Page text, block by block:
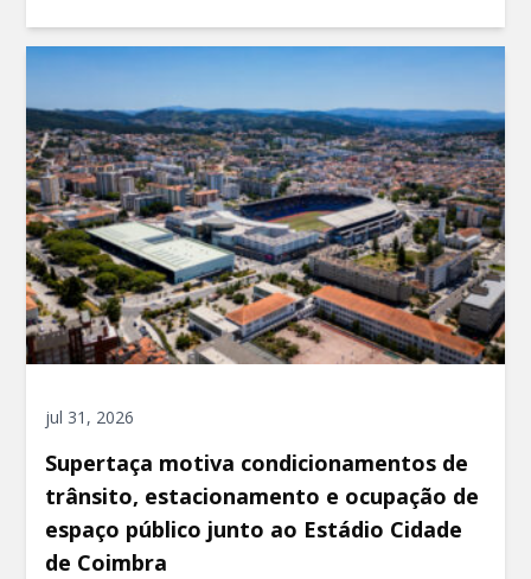
jul 31, 2026
Supertaça motiva condicionamentos de
trânsito, estacionamento e ocupação de
espaço público junto ao Estádio Cidade
de Coimbra